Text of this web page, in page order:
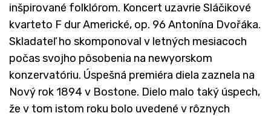
inšpirované folklórom. Koncert uzavrie Sláčikové
kvarteto F dur Americké, op. 96 Antonína Dvořáka.
Skladateľ ho skomponoval v letných mesiacoch
počas svojho pôsobenia na newyorskom
konzervatóriu. Úspešná premiéra diela zaznela na
Nový rok 1894 v Bostone. Dielo malo taký úspech,
že v tom istom roku bolo uvedené v rôznych